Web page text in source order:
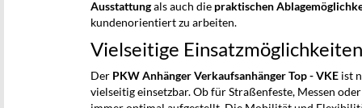
Ausstattungals auch die praktischen
kundenorientiert zu arbeiten.
Vielseitige
Der PKW Anhänger Verkaufsanhänger Top - VKE ist
vielseitig einsetzbar. Ob für Straßenfeste, Messen